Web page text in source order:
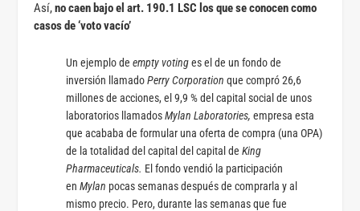
Así,no caen bajo el art. 190.1 LSC los que se conocen como
casos de ‘voto vacío’
Un ejemplo deempty votinges el de un fondo de
inversión
llamadoPerry Corporationque compró 26,6
millones de acciones, el 9,9 % del capital social de unos
laboratorios llamadosMylan Laboratories, empresa esta
que acababa de formular una oferta de compra (una OPA)
de la totalidad del capital del capital deKing
Pharmaceuticals. El fondo vendió la participación
enMylan pocas semanas después de comprarla y al
mismo precio. Pero, durante las semanas que fue